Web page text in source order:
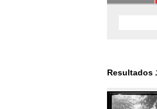
Resultados